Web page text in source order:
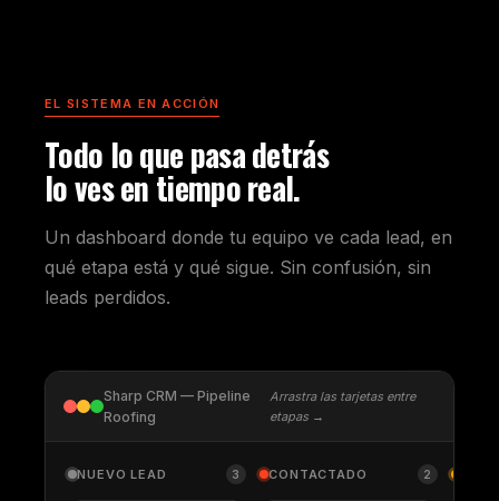
EL SISTEMA EN ACCIÓN
Todo lo que pasa detrás
lo ves en tiempo real.
Un dashboard donde tu equipo ve cada lead, en
qué etapa está y qué sigue. Sin confusión, sin
leads perdidos.
Sharp CRM — Pipeline
Roofing
Arrastra las tarjetas entre
etapas →
NUEVO LEAD 3 CONTACTADO 2